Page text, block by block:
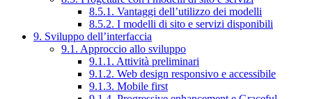
8.5.1. Vantaggi dell’utilizzo dei modelli
8.5.2. I modelli di sito e servizi disponibili
9. Sviluppo dell’interfaccia
9.1. Approccio allo sviluppo
9.1.1. Attività preliminari
9.1.2. Web design responsivo e accessibile
9.1.3. Mobile first